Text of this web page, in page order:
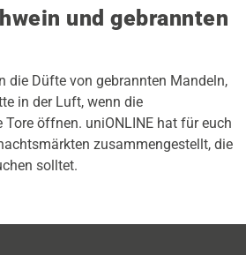
und gebrannten
die Düfte von gebrannten Mandeln,
in der Luft, wenn die
öffnen. uniONLINE hat für euch
zusammengestellt, die
solltet.